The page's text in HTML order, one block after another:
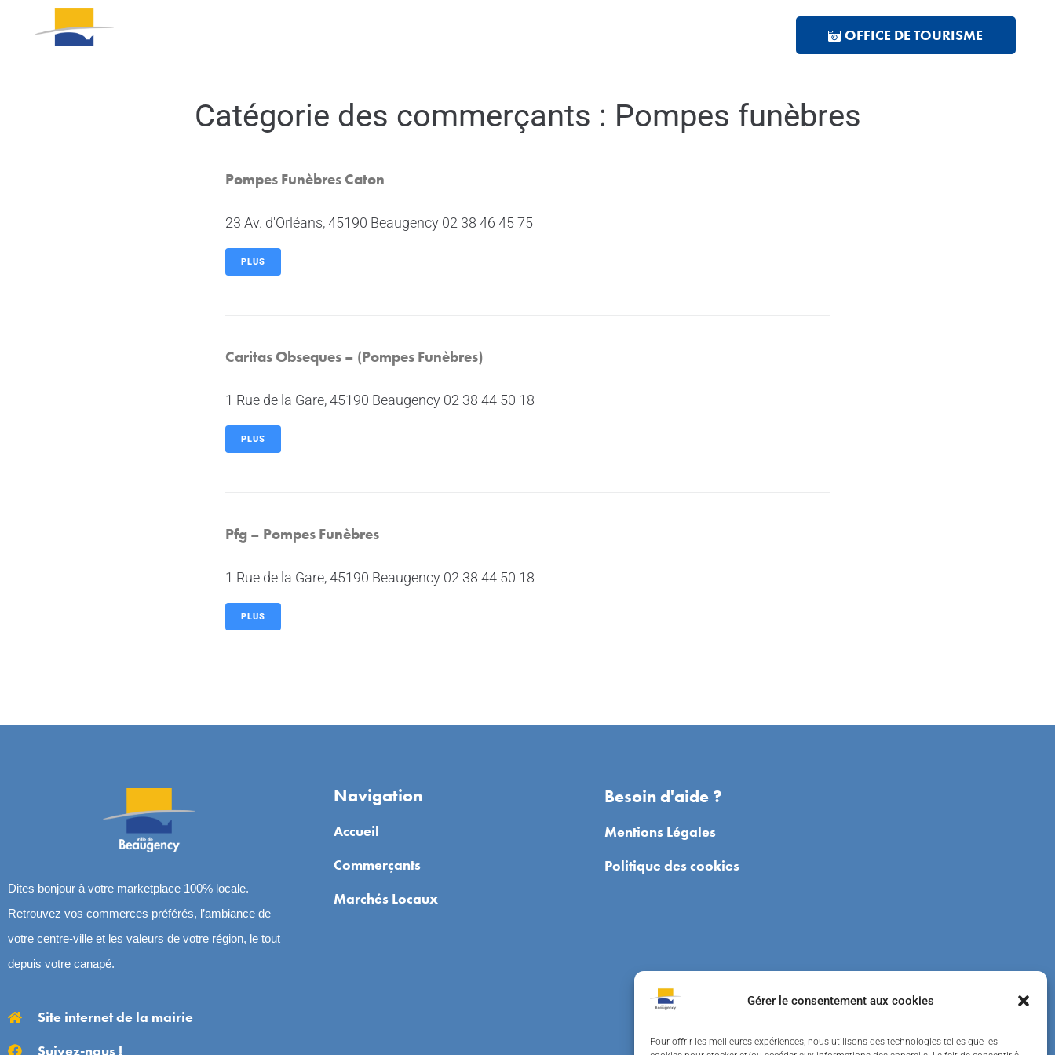
Gérer le consentement aux cookies
Pour offrir les meilleures expériences, nous utilisons des technologies telles que les
OFFICE DE TOURISME
Catégorie des commerçants : Pompes funèbres
Pompes Funèbres Caton
23 Av. d'Orléans, 45190 Beaugency 02 38 46 45 75
PLUS
Caritas Obseques – (Pompes Funèbres)
1 Rue de la Gare, 45190 Beaugency 02 38 44 50 18
PLUS
Pfg – Pompes Funèbres
1 Rue de la Gare, 45190 Beaugency 02 38 44 50 18
PLUS
Dites bonjour à votre marketplace 100% locale.
Retrouvez vos commerces préférés, l’ambiance de
votre centre-ville et les valeurs de votre région, le tout
depuis votre canapé.
Site internet de la mairie
Suivez-nous !
Navigation
Accueil
Commerçants
Marchés Locaux
Besoin d'aide ?
Mentions Légales
Politique des cookies